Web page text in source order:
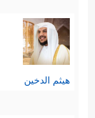
هيثم الدخين